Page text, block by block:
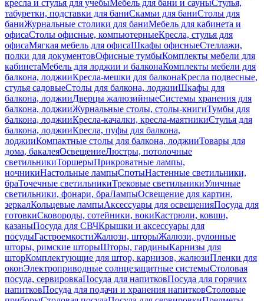
кресла и стулья для учебыМебель для бани и сауныСтулья,
табуретки, подставки для баниСкамьи для баниСтолы для
баниЖурнальные столики для баниМебель для кабинета и
офисаСтолы офисные, компьютерныеКресла, стулья для
офисаМягкая мебель для офисаШкафы офисныеСтеллажи,
полки для документовОфисные тумбыКомплекты мебели для
кабинетаМебель для лоджии и балконаКомплекты мебели для
балкона, лоджииКресла-мешки для балконаКресла подвесные,
стулья садовыеСтолы для балкона, лоджииШкафы для
балкона, лоджииДверцы жалюзийныеСистемы хранения для
балкона, лоджииЖурнальные столы, столы-книгиТумбы для
балкона, лоджииКресла-качалки, кресла-маятникиСтулья для
балкона, лоджииКресла, пуфы для балкона,
лоджииКомпактные столы для балкона, лоджииТовары для
дома, бакалеяОсвещениеЛюстры, потолочные
светильникиТоршерыПрикроватные лампы,
ночникиНастольные лампыСпотыНастенные светильники,
браТочечные светильникиТрековые светильникиУличные
светильники, фонари, браЛампыОсвещение для картин,
зеркалКольцевые лампыАксессуары для освещенияПосуда для
готовкиСковороды, сотейники, вокиКастрюли, ковши,
казаныПосуда для СВЧКрышки и аксессуары для
посудыГастроемкостиЖалюзи, шторыЖалюзи, рулонные
шторы, римские шторыШторы, гардиныКарнизы для
шторКомплектующие для штор, карнизов, жалюзиПленки для
оконЭлектроприводные солнцезащитные системыСтоловая
посуда, сервировкаПосуда для напитковПосуда для горячих
напитковПосуда для подачи и хранения напитковСтоловые